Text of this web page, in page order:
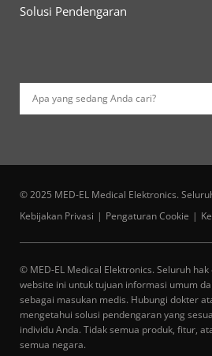
Solusi Pendengaran
Apa yang sedang Anda cari?
© 2025 MED-EL Medical Elektronics.
Kebijakan Privasi
Pengaturan Cookie
© MED-EL Medical Elektronics. Seluruh
website ini untuk tujuan informasi umum
sebagai masukan medis. Hubungi dokter
mengetahui solusi pendengaran yang
individu Anda. Tidak semua produk, fitur,
semua negara.